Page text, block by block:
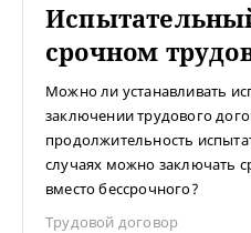
срочном
Можно ли устанавливать
заключении трудового
продолжительность
случаях можно заключать
вместо бессрочного?
Трудовой договор